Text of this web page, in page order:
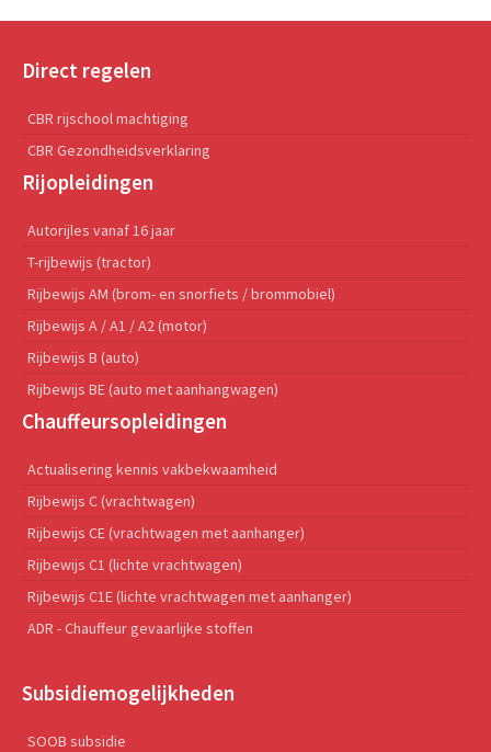
Direct regelen
CBR rijschool machtiging
CBR Gezondheidsverklaring
Rijopleidingen
Autorijles vanaf 16 jaar
T-rijbewijs (tractor)
Rijbewijs AM (brom- en snorfiets / brommobiel)
Rijbewijs A / A1 / A2 (motor)
Rijbewijs B (auto)
Rijbewijs BE (auto met aanhangwagen)
Chauffeursopleidingen
Actualisering kennis vakbekwaamheid
Rijbewijs C (vrachtwagen)
Rijbewijs CE (vrachtwagen met aanhanger)
Rijbewijs C1 (lichte vrachtwagen)
Rijbewijs C1E (lichte vrachtwagen met aanhanger)
ADR - Chauffeur gevaarlijke stoffen
Subsidiemogelijkheden
SOOB subsidie